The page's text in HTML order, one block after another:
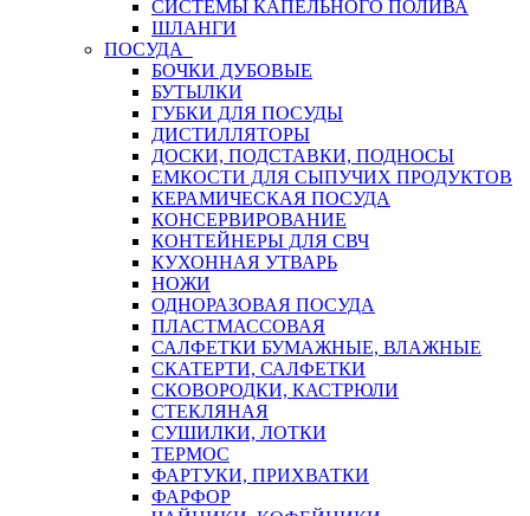
СИСТЕМЫ КАПЕЛЬНОГО ПОЛИВА
ШЛАНГИ
ПОСУДА
БОЧКИ ДУБОВЫЕ
БУТЫЛКИ
ГУБКИ ДЛЯ ПОСУДЫ
ДИСТИЛЛЯТОРЫ
ДОСКИ, ПОДСТАВКИ, ПОДНОСЫ
ЕМКОСТИ ДЛЯ СЫПУЧИХ ПРОДУКТОВ
КЕРАМИЧЕСКАЯ ПОСУДА
КОНСЕРВИРОВАНИЕ
КОНТЕЙНЕРЫ ДЛЯ СВЧ
КУХОННАЯ УТВАРЬ
НОЖИ
ОДНОРАЗОВАЯ ПОСУДА
ПЛАСТМАССОВАЯ
САЛФЕТКИ БУМАЖНЫЕ, ВЛАЖНЫЕ
СКАТЕРТИ, САЛФЕТКИ
СКОВОРОДКИ, КАСТРЮЛИ
СТЕКЛЯНАЯ
СУШИЛКИ, ЛОТКИ
ТЕРМОС
ФАРТУКИ, ПРИХВАТКИ
ФАРФОР